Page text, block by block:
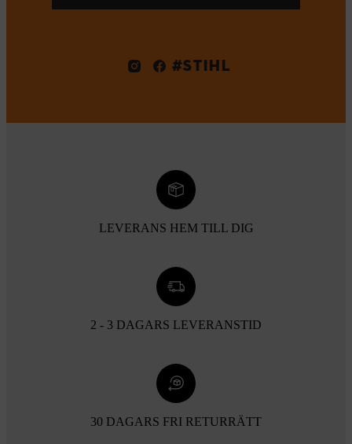
#STIHL
LEVERANS HEM TILL DIG
2 - 3 DAGARS LEVERANSTID
30 DAGARS FRI RETURRÄTT